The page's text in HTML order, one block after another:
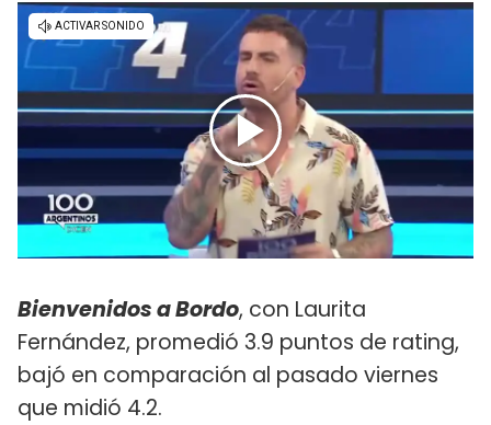
Bienvenidos a Bordo, con Laurita
Fernández, promedió 3.9 puntos de rating,
bajó en comparación al pasado viernes
que midió 4.2.